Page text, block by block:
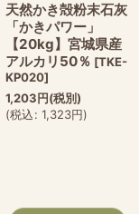
天然かき殻粉末石灰
「かきパワー」
【20kg】宮城県産
アルカリ50％ [TKE-
KP020]
1,203円(税別)
(税込: 1,323円)